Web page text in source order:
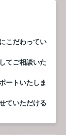
こだわってい
てご相談いた
ートいたしま
ていただける